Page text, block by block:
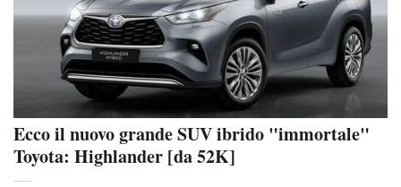
Ecco il nuovo grande SUV ibrido "immortale"
Toyota: Highlander [da 52K]